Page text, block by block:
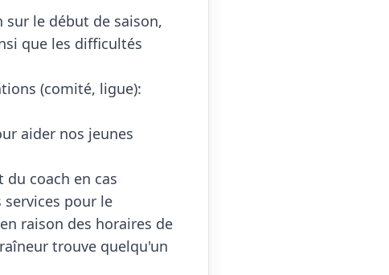
le début de saison,
que les difficultés
(comité, ligue):
aider nos jeunes
coach en cas
services pour le
raison des horaires de
trouve quelqu'un